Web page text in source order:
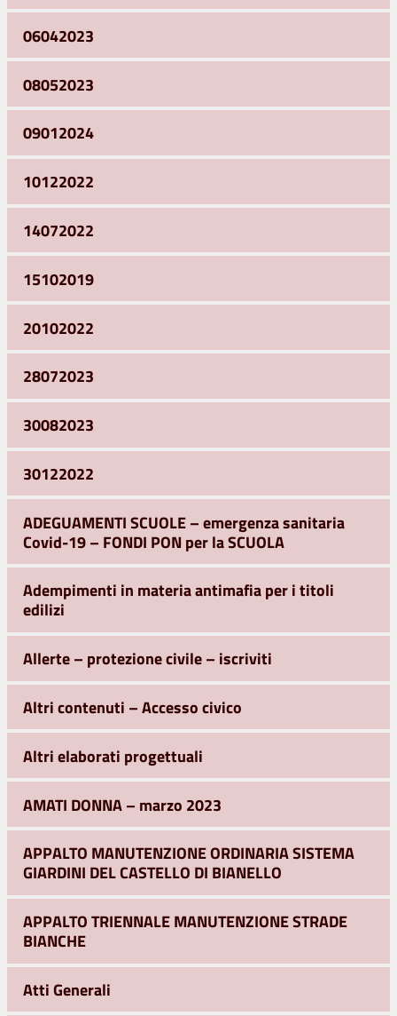
06042023
08052023
09012024
10122022
14072022
15102019
20102022
28072023
30082023
30122022
ADEGUAMENTI SCUOLE – emergenza sanitaria
Covid-19 – FONDI PON per la SCUOLA
Adempimenti in materia antimafia per i titoli
edilizi
Allerte – protezione civile – iscriviti
Altri contenuti – Accesso civico
Altri elaborati progettuali
AMATI DONNA – marzo 2023
APPALTO MANUTENZIONE ORDINARIA SISTEMA
GIARDINI DEL CASTELLO DI BIANELLO
APPALTO TRIENNALE MANUTENZIONE STRADE
BIANCHE
Atti Generali